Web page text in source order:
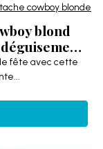
blond
fête avec cette